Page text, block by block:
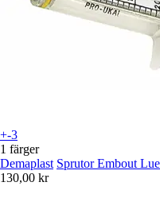
+-3
1 färger
Demaplast Sprutor Embout
130,00 kr